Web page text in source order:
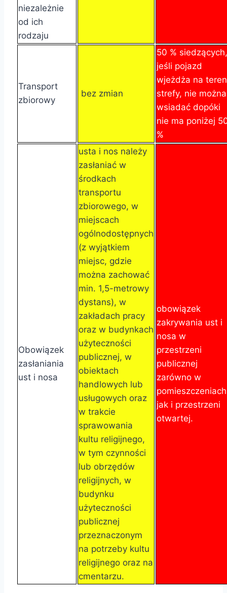
niezależnie
od ich
rodzaju
Transport
zbiorowy
bez zmian
50 % siedzących,
jeśli pojazd
wjeżdża na teren
strefy, nie można
wsiadać dopóki
nie ma poniżej
%
Obowiązek
zasłaniania
ust i nosa
usta i nos należy
zasłaniać w
środkach
transportu
zbiorowego, w
miejscach
ogólnodostępnych
(z wyjątkiem
miejsc, gdzie
można zachować
min. 1,5-metrowy
dystans), w
zakładach pracy
oraz w budynkach
użyteczności
publicznej, w
obiektach
handlowych lub
usługowych oraz
w trakcie
sprawowania
kultu religijnego,
w tym czynności
lub obrzędów
religijnych, w
budynku
użyteczności
publicznej
przeznaczonym
na potrzeby kultu
religijnego oraz na
cmentarzu.
obowiązek
zakrywania ust i
nosa w
przestrzeni
publicznej
zarówno w
jak i przestrzeni
otwartej.